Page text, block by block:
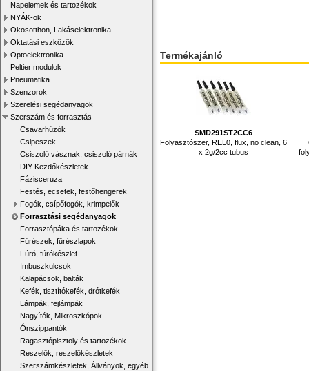
Napelemek és tartozékok
NYÁK-ok
Okosotthon, Lakáselektronika
Oktatási eszközök
Optoelektronika
Peltier modulok
Pneumatika
Szenzorok
Szerelési segédanyagok
Szerszám és forrasztás
Csavarhúzók
Csipeszek
Csiszoló vásznak, csiszoló párnák
DIY Kezdőkészletek
Fázisceruza
Festés, ecsetek, festőhengerek
Fogók, csípőfogók, krimpelők
Forrasztási segédanyagok
Forrasztópáka és tartozékok
Fűrészek, fűrészlapok
Fúró, fúrókészlet
Imbuszkulcsok
Kalapácsok, balták
Kefék, tisztítókefék, drótkefék
Lámpák, fejlámpák
Nagyítók, Mikroszkópok
Ónszippantók
Ragasztópisztoly és tartozékok
Reszelők, reszelőkészletek
Szerszámkészletek, Állványok, egyéb
Termékajánló
SMD291ST2CC6
Folyasztószer, REL0, flux, no clean, 6
x 2g/2cc tubus